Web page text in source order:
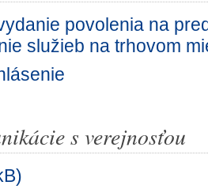
povolenia na
služieb na trhovom
s verejnosťou